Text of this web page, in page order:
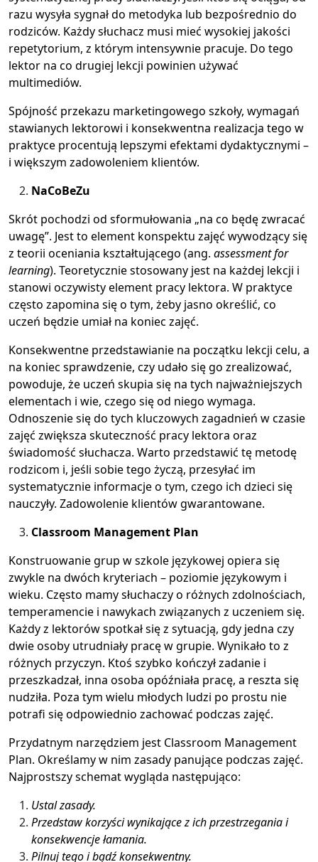
razu wysyła sygnał do metodyka lub bezpośrednio do
rodziców. Każdy słuchacz musi mieć wysokiej jakości
repetytorium, z którym intensywnie pracuje. Do tego
lektor na co drugiej lekcji powinien używać
multimediów.
Spójność przekazu marketingowego szkoły, wymagań
stawianych lektorowi i konsekwentna realizacja tego w
praktyce procentują lepszymi efektami dydaktycznymi –
i większym zadowoleniem klientów.
NaCoBeZu
Skrót pochodzi od sformułowania „na co będę zwracać
uwagę”. Jest to element konspektu zajęć wywodzący się
z teorii oceniania kształtującego (ang. assessment for
learning). Teoretycznie stosowany jest na każdej lekcji i
stanowi oczywisty element pracy lektora. W praktyce
często zapomina się o tym, żeby jasno określić, co
uczeń będzie umiał na koniec zajęć.
Konsekwentne przedstawianie na początku lekcji celu, a
na koniec sprawdzenie, czy udało się go zrealizować,
powoduje, że uczeń skupia się na tych najważniejszych
elementach i wie, czego się od niego wymaga.
Odnoszenie się do tych kluczowych zagadnień w czasie
zajęć zwiększa skuteczność pracy lektora oraz
świadomość słuchacza. Warto przedstawić tę metodę
rodzicom i, jeśli sobie tego życzą, przesyłać im
systematycznie informacje o tym, czego ich dzieci się
nauczyły. Zadowolenie klientów gwarantowane.
Classroom Management Plan
Konstruowanie grup w szkole językowej opiera się
zwykle na dwóch kryteriach – poziomie językowym i
wieku. Często mamy słuchaczy o różnych zdolnościach,
temperamencie i nawykach związanych z uczeniem się.
Każdy z lektorów spotkał się z sytuacją, gdy jedna czy
dwie osoby utrudniały pracę w grupie. Wynikało to z
różnych przyczyn. Ktoś szybko kończył zadanie i
przeszkadzał, inna osoba opóźniała pracę, a reszta się
nudziła. Poza tym wielu młodych ludzi po prostu nie
potrafi się odpowiednio zachować podczas zajęć.
Przydatnym narzędziem jest Classroom Management
Plan. Określamy w nim zasady panujące podczas zajęć.
Najprostszy schemat wygląda następująco:
Ustal zasady.
Przedstaw korzyści wynikające z ich przestrzegania i
konsekwencje łamania.
Pilnuj tego i bądź konsekwentny.